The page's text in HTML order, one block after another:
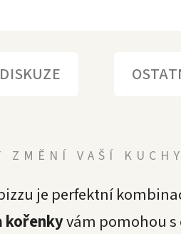
DISKUZE
ZMĚNÍ VAŠÍ
je perfektní
kořenkyvám pomohou s